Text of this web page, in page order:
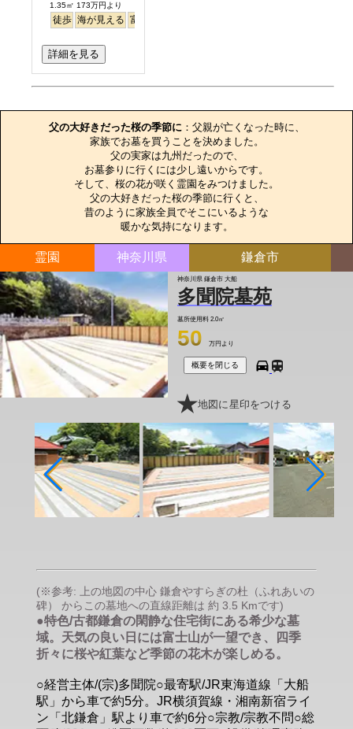
1.35㎡ 173万円より
徒歩 海が見える 富士山
詳細を見る
父の大好きだった桜の季節に：父親が亡くなった時に、
家族でお墓を買うことを決めました。
父の実家は九州だったので、
お墓参りに行くには少し遠いからです。
そして、桜の花が咲く霊園をみつけました。
父の大好きだった桜の季節に行くと、
昔のように家族全員でそこにいるような
暖かな気持になります。
霊園 神奈川県 鎌倉市
神奈川県 鎌倉市 大船
多聞院墓苑
墓所使用料 2.0㎡
50 万円より
概要を閉じる
地図に星印をつける
(※参考: 上の地図の中心 鎌倉やすらぎの杜（ふれあいの
碑） からこの墓地への直線距離は 約 3.5 Kmです)
●特色/古都鎌倉の閑静な住宅街にある希少な墓
域。天気の良い日には富士山が一望でき、四季
折々に桜や紅葉など季節の花木が楽しめる。
○経営主体/(宗)多聞院○最寄駅/JR東海道線「大船
駅」から車で約5分。JR横須賀線・湘南新宿ライ
ン「北鎌倉」駅より車で約6分○宗教/宗教不問○総